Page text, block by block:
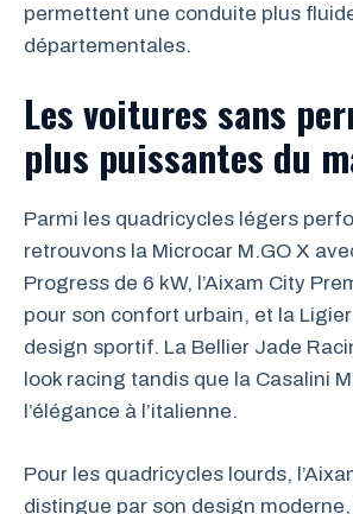
permettent une conduite plus
départementales.
Les voitures sans
plus puissantes du
Parmi les quadricycles légers
retrouvons la Microcar M.GO X
Progress de 6 kW, l’Aixam City
pour son confort urbain, et la
design sportif. La Bellier Jade
look racing tandis que la Casalini
l’élégance à l’italienne.
Pour les quadricycles lourds,
distingue par son design